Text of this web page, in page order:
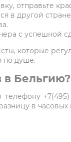
отправьте
в другой
с успешной
которые
по душе.
в Бельгию?
в